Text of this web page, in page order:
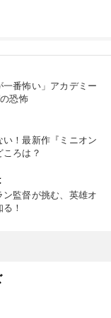
一番怖い」アカデミー
恐怖
！最新作『ミニオン
ろは？
監督が挑む、英雄オ
！